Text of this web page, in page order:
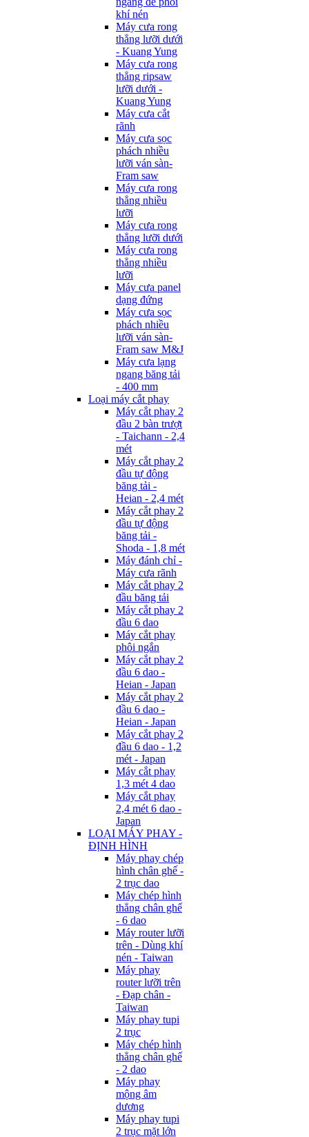
khí nén
Máy cưa rong
thẳng lưỡi dưới
- Kuang Yung
Máy cưa rong
thẳng ripsaw
lưỡi dưới -
Kuang Yung
Máy cưa cắt
rãnh
Máy cưa sọc
phách nhiều
lưỡi ván sàn-
Fram saw
Máy cưa rong
thẳng nhiều
lưỡi
Máy cưa rong
thẳng lưỡi dưới
Máy cưa rong
thẳng nhiều
lưỡi
Máy cưa panel
dạng đứng
Máy cưa sọc
phách nhiều
lưỡi ván sàn-
Fram saw M&J
Máy cưa lạng
ngang băng tải
- 400 mm
Loại máy cắt phay
Máy cắt phay 2
đầu 2 bàn trượt
- Taichann - 2,4
mét
Máy cắt phay 2
đầu tự động
băng tải -
Heian - 2,4 mét
Máy cắt phay 2
đầu tự động
băng tải -
Shoda - 1,8 mét
Máy đánh chỉ -
Máy cưa rãnh
Máy cắt phay 2
đầu băng tải
Máy cắt phay 2
đầu 6 dao
Máy cắt phay
phôi ngắn
Máy cắt phay 2
đầu 6 dao -
Heian - Japan
Máy cắt phay 2
đầu 6 dao -
Heian - Japan
Máy cắt phay 2
đầu 6 dao - 1,2
mét - Japan
Máy cắt phay
1,3 mét 4 dao
Máy cắt phay
2,4 mét 6 dao -
Japan
LOẠI MÁY PHAY -
ĐỊNH HÌNH
Máy phay chép
hình chân ghế -
2 trục dao
Máy chép hình
thẳng chân ghế
- 6 dao
Máy router lưỡi
trên - Dùng khí
nén - Taiwan
Máy phay
router lưỡi trên
- Đạp chân -
Taiwan
Máy phay tupi
2 trục
Máy chép hình
thẳng chân ghế
- 2 dao
Máy phay
mộng âm
dương
Máy phay tupi
2 trục mặt lớn